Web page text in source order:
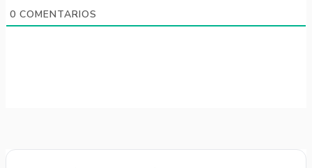
0 COMENTARIOS